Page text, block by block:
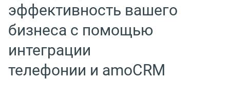
эффективность вашего
бизнеса с помощью
интеграции
телефонии и amoCRM